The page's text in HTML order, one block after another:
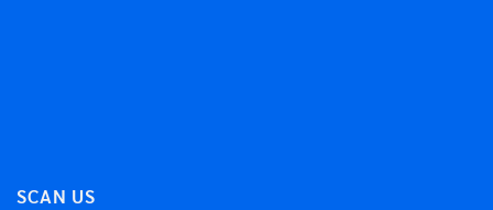
SCAN US